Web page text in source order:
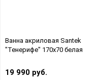
Ванна акриловая Santek
"Тенерифе" 170х70 белая
19 990 руб.